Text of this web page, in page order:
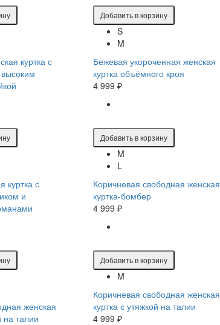
куртка с
Добавить в корзину
S
M
Бежевая укороченная женская
куртка объёмного кроя
4 999 ₽
куртка с
и
Добавить в корзину
M
L
Коричневая свободная женская
куртка-бомбер
4 999 ₽
женская
на талии
Добавить в корзину
M
Коричневая свободная женская
куртка с утяжкой на талии
4 999 ₽